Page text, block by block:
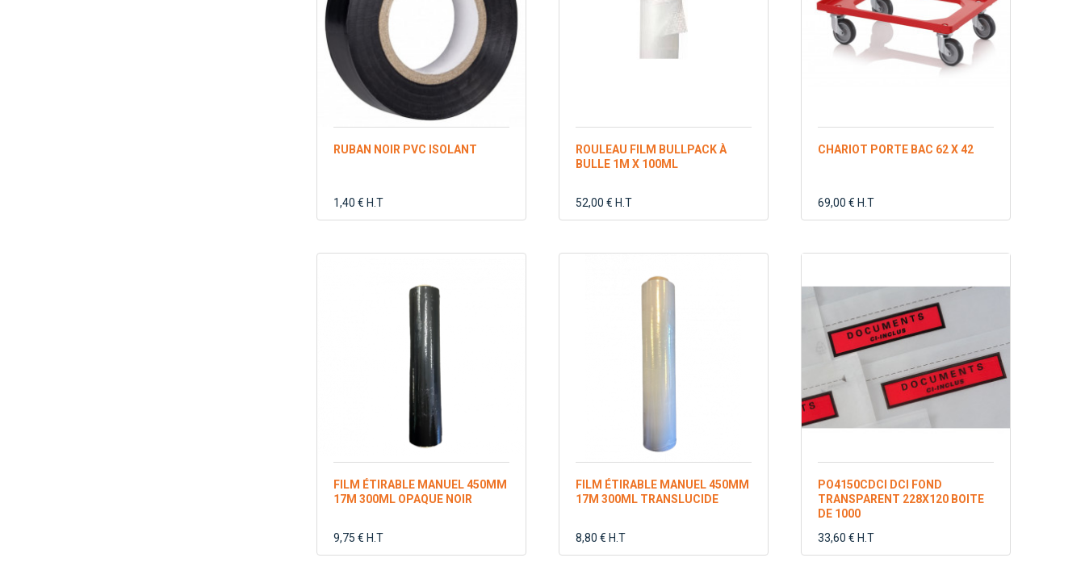
RUBAN NOIR PVC ISOLANT
1,40 € H.T
ROULEAU FILM BULLPACK À
BULLE 1M X 100ML
52,00 € H.T
CHARIOT PORTE BAC 62 X 42
69,00 € H.T
FILM ÉTIRABLE MANUEL 450MM
17Μ 300ML OPAQUE NOIR
9,75 € H.T
FILM ÉTIRABLE MANUEL 450MM
17Μ 300ML TRANSLUCIDE
8,80 € H.T
PO4150CDCI DCI FOND
TRANSPARENT 228X120 BOITE
DE 1000
33,60 € H.T